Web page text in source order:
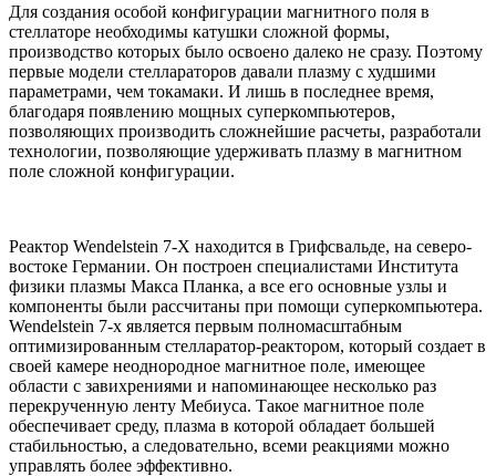
Для создания особой конфигурации магнитного поля в
стеллаторе необходимы катушки сложной формы,
производство которых было освоено далеко не сразу. Поэтому
первые модели стеллараторов давали плазму с худшими
параметрами, чем токамаки. И лишь в последнее время,
благодаря появлению мощных суперкомпьютеров,
позволяющих производить сложнейшие расчеты, разработали
технологии, позволяющие удерживать плазму в магнитном
поле сложной конфигурации.
Реактор Wendelstein 7-X находится в Грифсвальде, на северо-
востоке Германии. Он построен специалистами Института
физики плазмы Макса Планка, а все его основные узлы и
компоненты были рассчитаны при помощи суперкомпьютера.
Wendelstein 7-x является первым полномасштабным
оптимизированным стелларатор-реактором, который создает в
своей камере неоднородное магнитное поле, имеющее
области с завихрениями и напоминающее несколько раз
перекрученную ленту Мебиуса. Такое магнитное поле
обеспечивает среду, плазма в которой обладает большей
стабильностью, а следовательно, всеми реакциями можно
управлять более эффективно.